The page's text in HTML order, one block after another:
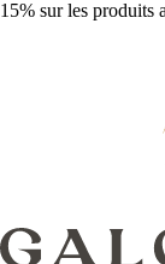
15% sur les produits